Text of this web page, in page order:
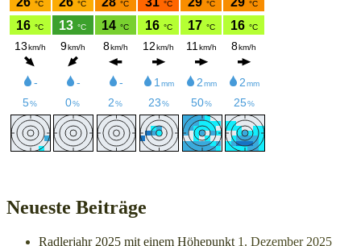
Neueste Beiträge
Radlerjahr 2025 mit einem Höhepunkt 1. Dezember 2025